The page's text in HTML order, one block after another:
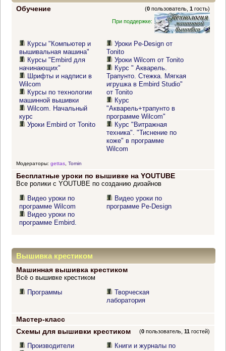
Обучение (0 пользователь,1 гость)
При поддержке:
Курсы "Компьютер и
вышивальная машина"
Курсы "Embird для
начинающих"
Шрифты и надписи в
Wilcom
Курсы по технологии
машинной вышивки
Wilcom. Начальный
курс
Уроки Embird от Tonito
Уроки Pe-Design от
Tonito
Уроки Wilcom от Tonito
Курс " Акварель.
Трапунто. Стежка. Мягкая
игрушка в Embird Studio"
от Tonito
Курс
"Акварель+трапунто в
программе Wilcom"
Курс "Витражная
техника". "Тиснение по
коже" в программе
Wilcom
Модераторы: gettas, Tomin
Бесплатные уроки по вышивке на YOUTUBE
Все ролики с YOUTUBE по созданию дизайнов
Видео уроки по
программе Wilcom
Видео уроки по
программе Embird.
Видео уроки по
программе Pe-Design
Вышивка крестиком
Машинная вышивка крестиком
Всё о вышивке крестиком
Программы
Творческая
лаборатория
Мастер-класс
Схемы для вышивки крестиком
(0 пользователь,11 гостей)
Производители
Книги и журналы по